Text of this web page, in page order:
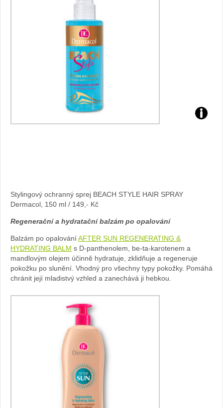
Stylingový ochranný sprej BEACH STYLE HAIR SPRAY
Dermacol, 150 ml / 149,- Kč
Regenerační a hydratační balzám po opalování
Balzám po opalováníAFTER SUN REGENERATING &
HYDRATING BALM s D-panthenolem, be-ta-karotenem a
mandlovým olejem účinně hydratuje, zklidňuje a regeneruje
pokožku po slunění. Vhodný pro všechny typy pokožky. Pomáhá
chránit její mladistvý vzhled a zanechává ji hebkou.